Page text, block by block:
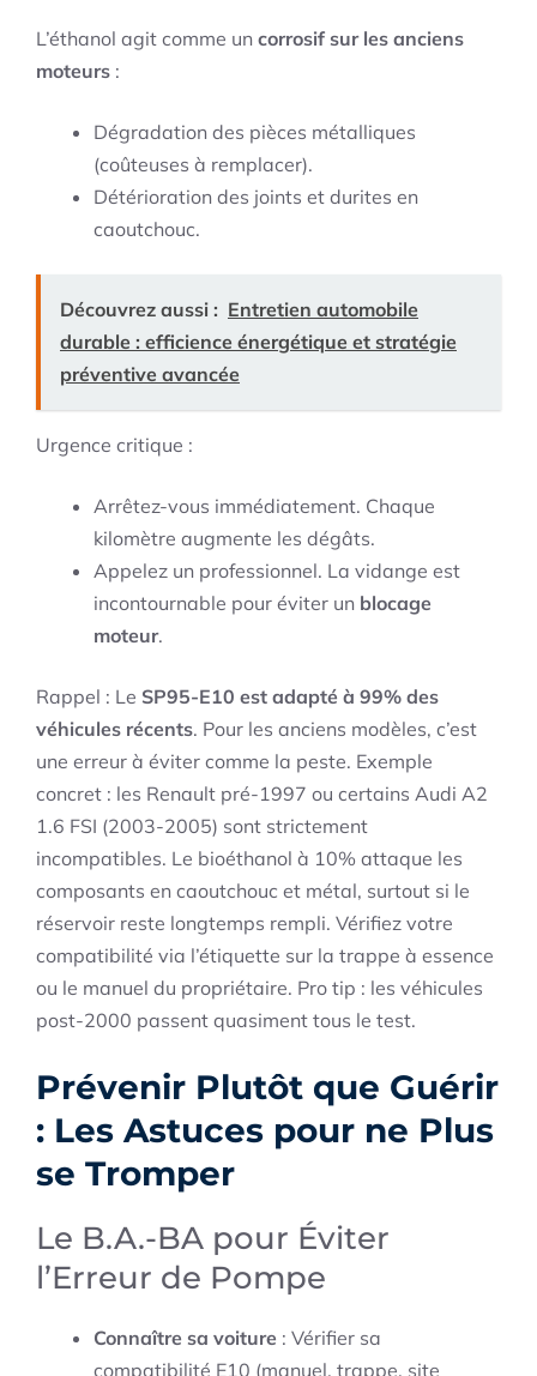
L’éthanol agit comme un corrosif sur les anciens
moteurs :
Dégradation des pièces métalliques
(coûteuses à remplacer).
Détérioration des joints et durites en
caoutchouc.
Découvrez aussi : Entretien automobile
durable : efficience énergétique et stratégie
préventive avancée
Urgence critique :
Arrêtez-vous immédiatement. Chaque
kilomètre augmente les dégâts.
Appelez un professionnel. La vidange est
incontournable pour éviter un blocage
moteur.
Rappel : Le SP95-E10 est adapté à 99% des
véhicules récents. Pour les anciens modèles, c’est
une erreur à éviter comme la peste. Exemple
concret : les Renault pré-1997 ou certains Audi A2
1.6 FSI (2003-2005) sont strictement
incompatibles. Le bioéthanol à 10% attaque les
composants en caoutchouc et métal, surtout si le
réservoir reste longtemps rempli. Vérifiez votre
compatibilité via l’étiquette sur la trappe à essence
ou le manuel du propriétaire. Pro tip : les véhicules
post-2000 passent quasiment tous le test.
Prévenir Plutôt que Guérir
: Les Astuces pour ne Plus
se Tromper
Le B.A.-BA pour Éviter
l’Erreur de Pompe
Connaître sa voiture : Vérifier sa
compatibilité E10 (manuel, trappe, site